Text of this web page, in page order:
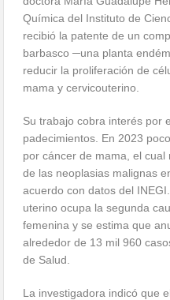
Química del Instituto de
recibió la patente de un
barbasco ─una planta
reducir la proliferación de
mama y cervicouterino.
Su trabajo cobra interés por
padecimientos. En 2023
por cáncer de mama, el
de las neoplasias malignas
acuerdo con datos del
uterino ocupa la segunda
femenina y se estima que
alrededor de 13 mil 960
de Salud.
La investigadora indicó que